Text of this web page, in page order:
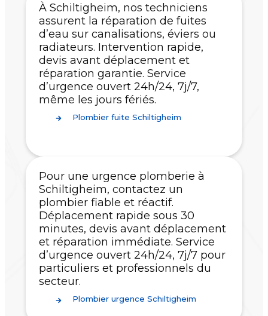
À Schiltigheim, nos techniciens
assurent la réparation de fuites
d’eau sur canalisations, éviers ou
radiateurs. Intervention rapide,
devis avant déplacement et
réparation garantie. Service
d’urgence ouvert 24h/24, 7j/7,
même les jours fériés.
Plombier fuite Schiltigheim
Pour une urgence plomberie à
Schiltigheim, contactez un
plombier fiable et réactif.
Déplacement rapide sous 30
minutes, devis avant déplacement
et réparation immédiate. Service
d’urgence ouvert 24h/24, 7j/7 pour
particuliers et professionnels du
secteur.
Plombier urgence Schiltigheim